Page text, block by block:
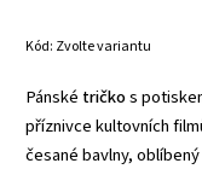
Kód: Zvolte variantu
Pánské tričkos
příznivce kultovních
česané bavlny,